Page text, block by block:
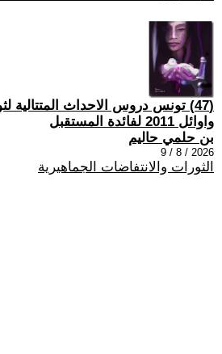
واوائل 2011 لفائدة المستقبل
بن حلمي حاليم
2026 / 8 / 9
الثورات والانتفاضات الجماهيرية